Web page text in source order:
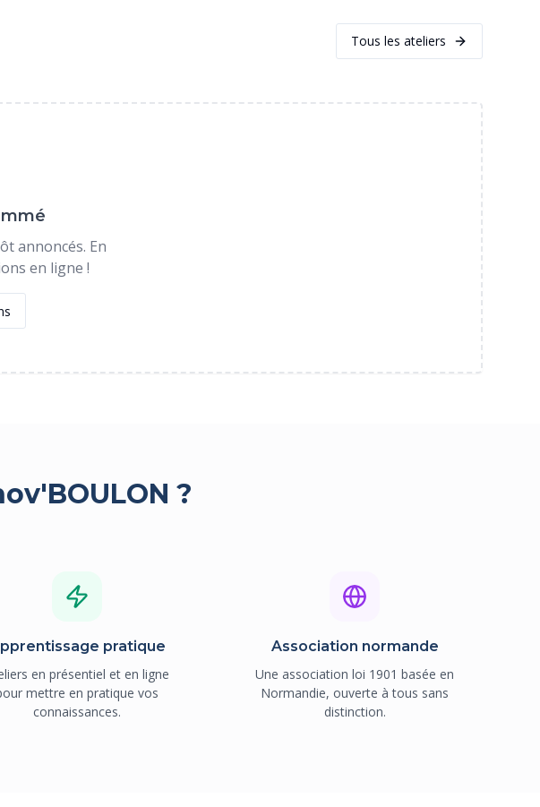
Tous les ateliers
annoncés. En
en ligne !
?
pratique
en présentiel et en ligne
mettre en pratique vos
connaissances.
Association normande
Une association loi 1901 basée en
Normandie, ouverte à tous sans
distinction.